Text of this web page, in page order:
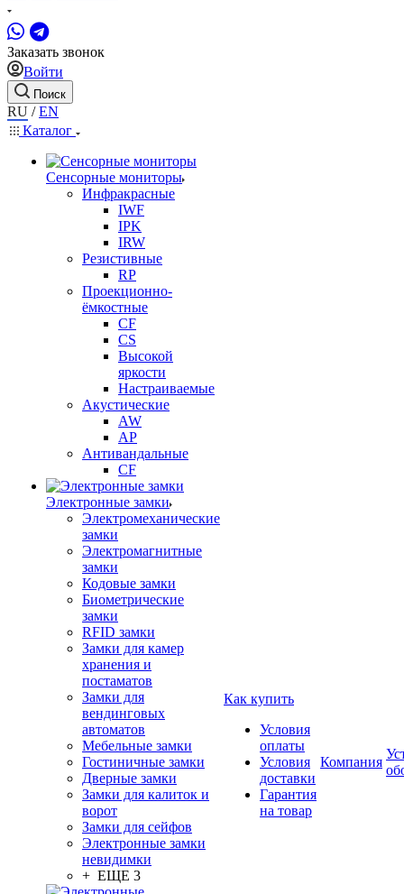
Заказать звонок
Войти
Поиск
RU /EN
Каталог
Сенсорные мониторы
Инфракрасные
IWF
IPK
IRW
Резистивные
RP
Проекционно-
ёмкостные
CF
CS
Высокой
яркости
Настраиваемые
Акустические
AW
AP
Антивандальные
CF
Электронные замки
Электромеханические
замки
Электромагнитные
замки
Кодовые замки
Биометрические
замки
RFID замки
Замки для камер
хранения и
постаматов
Замки для
вендинговых
автоматов
Мебельные замки
Гостиничные замки
Дверные замки
Замки для калиток и
ворот
Замки для сейфов
Электронные замки
невидимки
+ ЕЩЕ 3
Как купить
Условия
оплаты
Условия
доставки
Гарантия
на товар
Компания